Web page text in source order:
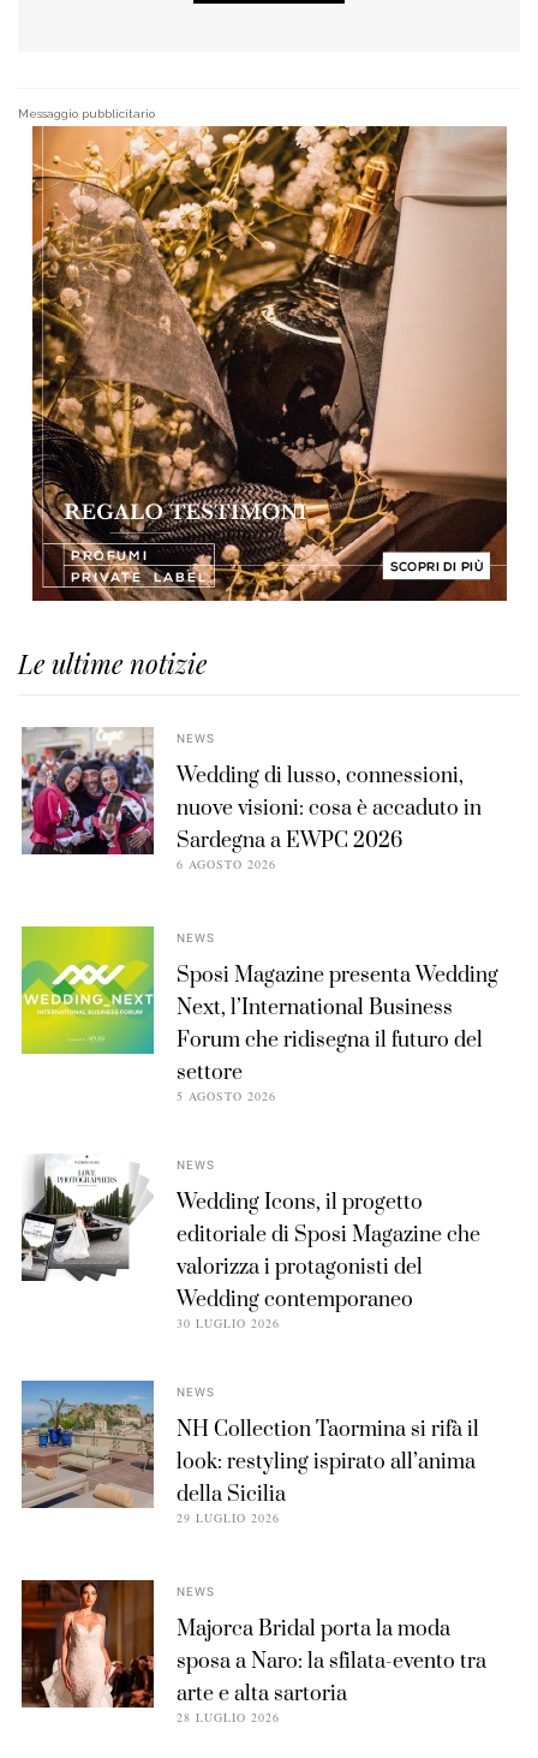
Messaggio pubblicitario
Le ultime notizie
NEWS
Wedding di lusso, connessioni,
nuove visioni: cosa è accaduto in
Sardegna a EWPC 2026
6 AGOSTO 2026
NEWS
Sposi Magazine presenta Wedding
Next, l’International Business
Forum che ridisegna il futuro del
settore
5 AGOSTO 2026
NEWS
Wedding Icons, il progetto
editoriale di Sposi Magazine che
valorizza i protagonisti del
Wedding contemporaneo
30 LUGLIO 2026
NEWS
NH Collection Taormina si rifà il
look: restyling ispirato all’anima
della Sicilia
29 LUGLIO 2026
NEWS
Majorca Bridal porta la moda
sposa a Naro: la sfilata-evento tra
arte e alta sartoria
28 LUGLIO 2026